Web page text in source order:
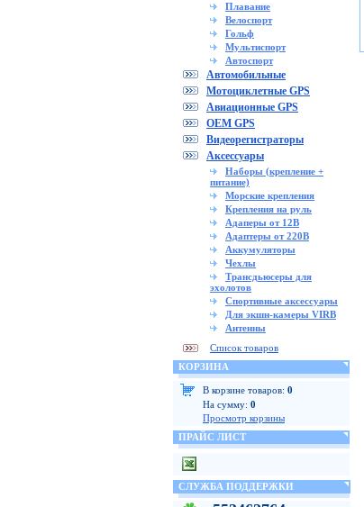
Плавание
Велоспорт
Гольф
Мультиспорт
Автоспорт
Автомобильные
Мотоциклетные GPS
Авиационные GPS
OEM GPS
Видеорегистраторы
Аксессуары
Наборы (крепление +
питание)
Морские крепления
Крепления на руль
Адаперы от 12В
Адаптеры от 220В
Аккумуляторы
Чехлы
Трансдьюсеры для
эхолотов
Спортивные аксессуары
Для экшн-камеры VIRB
Антенны
Список товаров
КОРЗИНА
В корзине товаров: 0
На сумму: 0
Просмотр корзины
ПРАЙС ЛИСТ
СЛУЖБА ПОДДЕРЖКИ